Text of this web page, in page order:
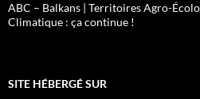
ABC – Balkans | Territoires Agro-
Climatique : ça continue !
SITE HÉBERGÉ SUR